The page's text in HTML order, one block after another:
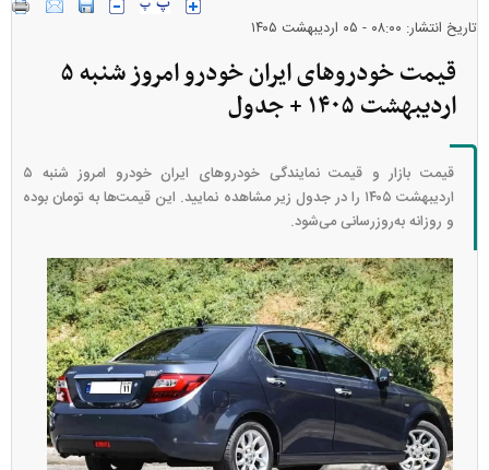
تاریخ انتشار: ۰۸:۰۰ - ۰۵ ارديبهشت ۱۴۰۵
قیمت خودرو‌های ایران خودرو امروز شنبه ۵
اردیبهشت ۱۴۰۵ + جدول
قیمت بازار و قیمت نمایندگی خودرو‌های ایران خودرو امروز شنبه ۵
اردیبهشت ۱۴۰۵ را در جدول زیر مشاهده نمایید. این قیمت‌ها به تومان بوده
و روزانه به‌روز‌رسانی می‌شود.